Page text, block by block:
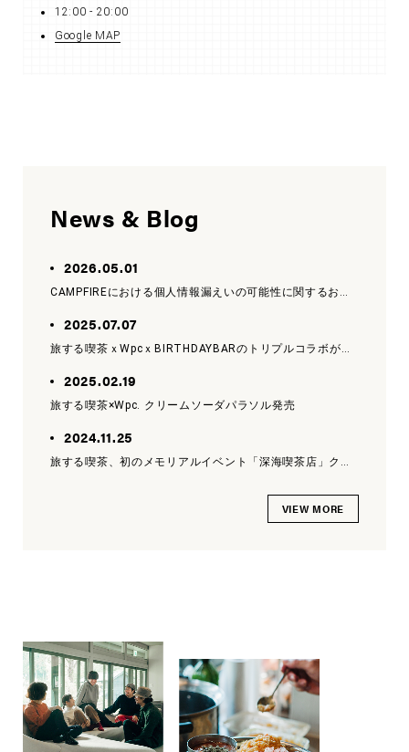
12:00 - 20:00
Google MAP
News & Blog
2026.05.01
2025.07.07
2025.02.19
旅する喫茶×Wpc. クリームソーダパラソル発売
2024.11.25
VIEW MORE